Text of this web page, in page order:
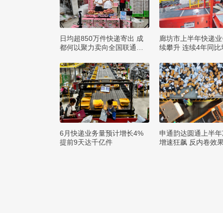
日均超850万件快递寄出 成
都何以聚力卖向全国联通全
廊坊市上半年快递
续攀升 连续4年同比
6月快递业务量预计增长4%
提前9天达千亿件
申通韵达圆通上半
增速狂飙 反内卷效